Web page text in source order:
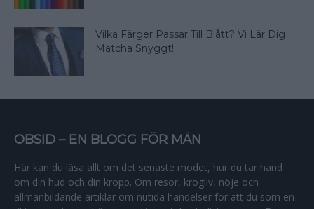
Vilka Färger Passar Till Blått? Vi Lär Dig
Matcha Snyggt!
OBSID – EN BLOGG FÖR MÄN
Här kan du läsa allt om det senaste modet, hur du tar hand
om din hud och din kropp. Om resor, krogliv, nöje och
allmänbildande artiklar om nutida händelser för att du som en